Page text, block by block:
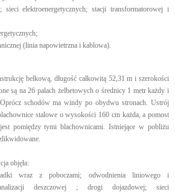
sieci elektroenergetycznych; stacji transformatorowej i
(linia napowietrzna i kablowa).
belkową, długość całkowitą 52,31 m i szerokości
są na 26 palach żelbetowych o średnicy 1 metr każdy i
schodów ma windy po obydwu stronach. Ustrój
stalowe o wysokości 160 cm każda, a pomost
jest pomiędzy tymi blachownicami. Istniejące w pobliżu
objęła:
wraz z poboczami; odwodnienia liniowego i
deszczowej ; drogi dojazdowej; sieci